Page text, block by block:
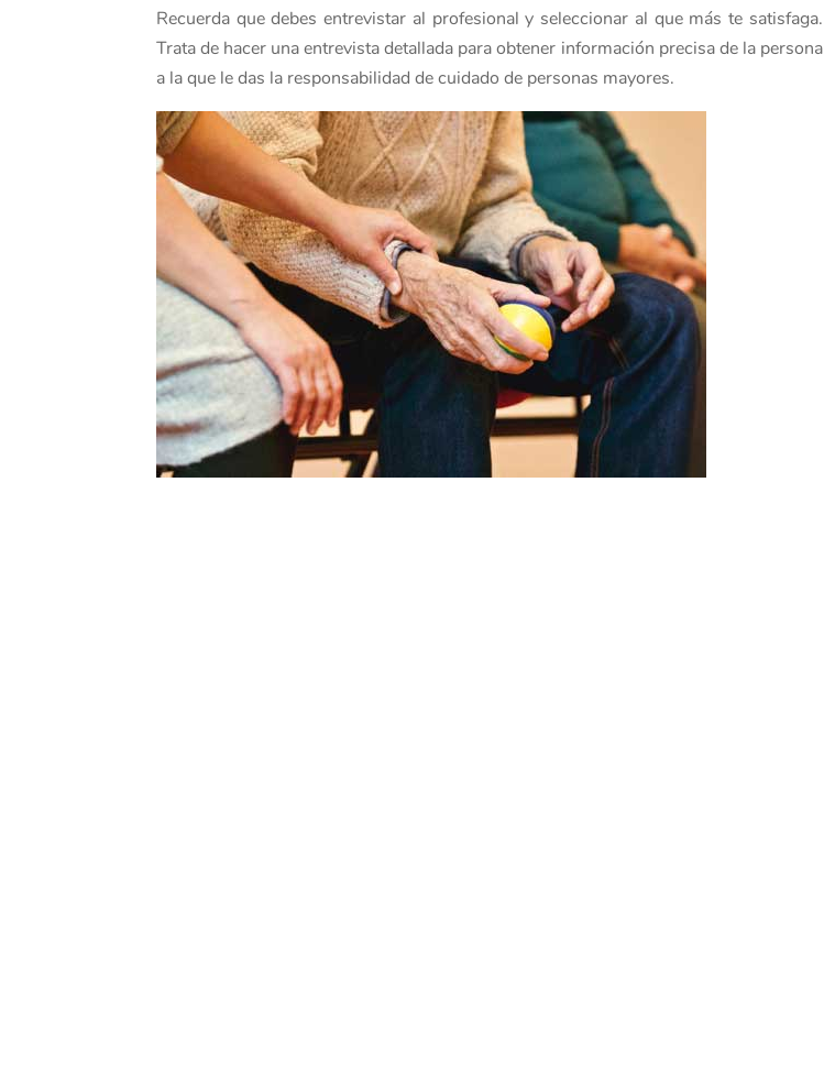
Recuerda que debes entrevistar al profesional y seleccionar al que más te satisfaga.
Trata de hacer una entrevista detallada para obtener información precisa de la persona
a la que le das la responsabilidad de cuidado de personas mayores.